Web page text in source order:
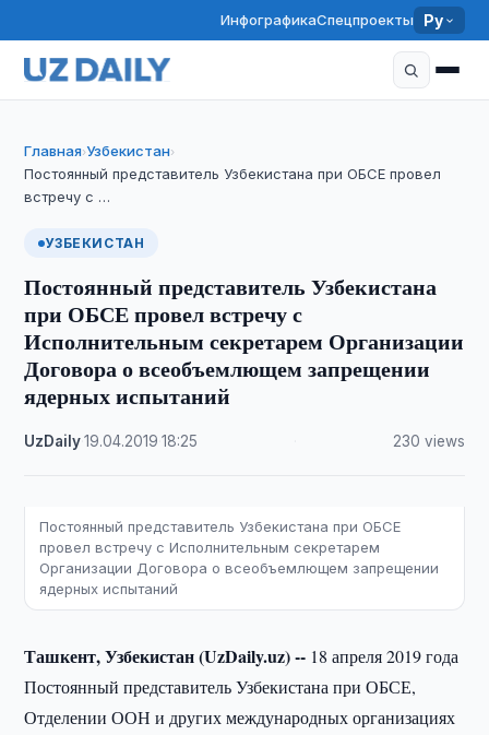
ИнфографикаСпецпроекты Ру
Главная›Узбекистан›
Постоянный представитель Узбекистана при ОБСЕ провел
встречу с …
УЗБЕКИСТАН
Постоянный представитель Узбекистана
при ОБСЕ провел встречу с
Исполнительным секретарем Организации
Договора о всеобъемлющем запрещении
ядерных испытаний
UzDaily·19.04.2019 ·18:25 230 views
Постоянный представитель Узбекистана при ОБСЕ
провел встречу с Исполнительным секретарем
Организации Договора о всеобъемлющем запрещении
ядерных испытаний
Ташкент, Узбекистан (UzDaily.uz) -- 18 апреля 2019 года
Постоянный представитель Узбекистана при ОБСЕ,
Отделении ООН и других международных организациях